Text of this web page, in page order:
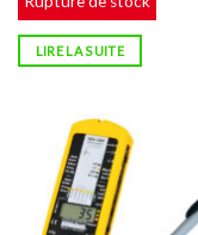
LIRE LA SUITE